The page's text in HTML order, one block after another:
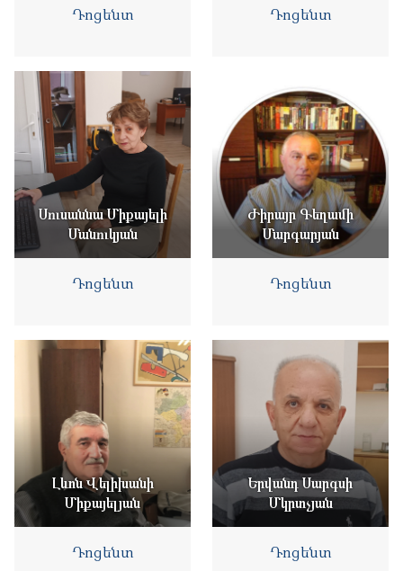
Դոցենտ Դոցենտ
Սուսաննա Միքայելի
Մանուկյան
Դոցենտ
Ժիրայր Գեղամի
Մարգարյան
Դոցենտ
Լևոն Վելիխանի
Միքայելյան
Դոցենտ
Երվանդ Սարգսի
Մկրտչյան
Դոցենտ